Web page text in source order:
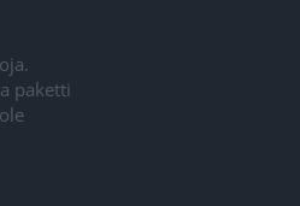
paketti